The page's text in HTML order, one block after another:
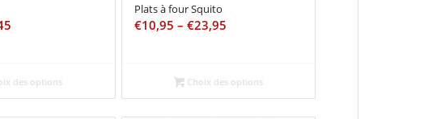
des options
Plats à four Squito
€10,95 – €23,95
Choix des options